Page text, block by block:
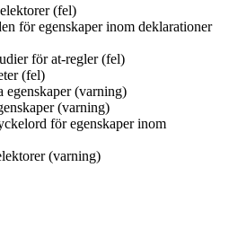
(fel)
för egenskaper inom deklarationer
för at-regler (fel)
(fel)
egenskaper (varning)
(varning)
för egenskaper inom
(varning)